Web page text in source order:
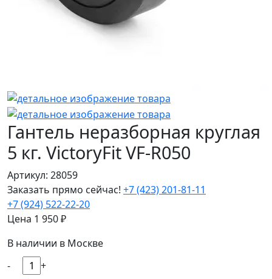
Гантель неразборная круглая
5 кг. VictoryFit VF-R050
Артикул: 28059
Заказать прямо сейчас! +7 (423) 201-81-11
+7 (924) 522-22-20
Цена 1 950₽
В наличии в Москве
-
+